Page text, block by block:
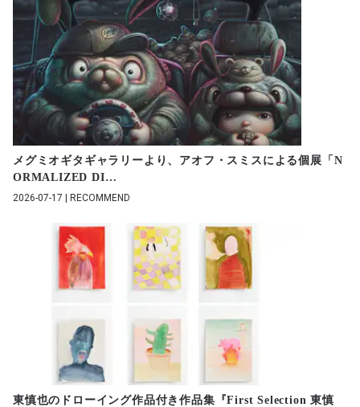
メグミオギタギャラリーより、アオフ・スミスによる個展「N
ORMALIZED DI…
2026-07-17 | RECOMMEND
東慎也のドローイング作品付き作品集『First Selection 東慎